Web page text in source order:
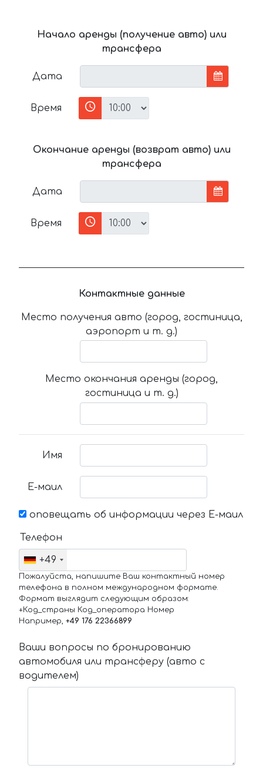
Начало аренды (получение авто) или
трансфера
Дата
Время
Окончание аренды (возврат авто) или
трансфера
Дата
Время
Контактные данные
Место получения авто (город, гостиница,
аэропорт и т. д.)
Место окончания аренды (город,
гостиница и т. д.)
Имя
Е-маил
оповещать об информации через Е-маил
Телефон
+49
Пожалуйста, напишите Ваш контактный номер
телефона в полном международном формате.
Формат выглядит следующим образом:
+Код_страны Код_оператора Номер
Например, +49 176 22366899
Ваши вопросы по бронированию
автомобиля или трансферу (авто с
водителем)